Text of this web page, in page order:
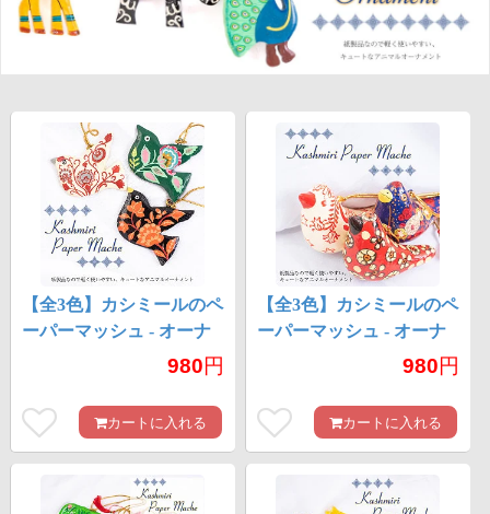
【全3色】カシミールのペ
ーパーマッシュ - オーナ
メント - 小さな鳥さん
980円
カートに入れる
【全3色】カシミールのペ
ーパーマッシュ - オーナ
メント - ぷっくり鳥さん
980円
カートに入れる